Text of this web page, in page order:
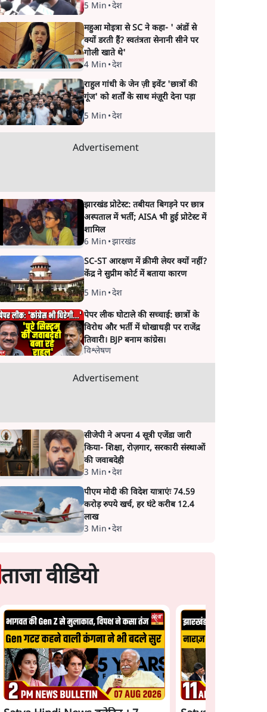
5 Min •देश
महुआ मोइत्रा से SC ने कहा- ' अंडों से
क्यों डरती हैं? स्वतंत्रता सेनानी सीने पर
गोली खाते थे'
4 Min •देश
राहुल गांधी के जेन ज़ी इवेंट 'छात्रों की
गूंज' को शर्तों के साथ मंज़ूरी देना पड़ा
5 Min •देश
Advertisement
झारखंड प्रोटेस्ट: तबीयत बिगड़ने पर छात्र
अस्पताल में भर्ती; AISA भी हुई प्रोटेस्ट में
शामिल
6 Min •झारखंड
SC-ST आरक्षण में क्रीमी लेयर क्यों नहीं?
केंद्र ने सुप्रीम कोर्ट में बताया कारण
5 Min •देश
पेपर लीक घोटाले की सच्चाई: छात्रों के
विरोध और भर्ती में धोखाधड़ी पर राजेंद्र
तिवारी। BJP बनाम कांग्रेस।
विश्लेषण
Advertisement
सीजेपी ने अपना 4 सूत्री एजेंडा जारी
किया- शिक्षा, रोज़गार, सरकारी संस्थाओं
की जवाबदेही
3 Min •देश
पीएम मोदी की विदेश यात्राएंः 74.59
करोड़ रुपये खर्च, हर घंटे करीब 12.4
लाख
3 Min •देश
ताजा वीडियो